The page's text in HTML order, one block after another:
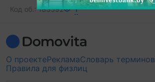
Код об.:183592 1
О проектеРекламаСловарь терминов
Правила для физлиц